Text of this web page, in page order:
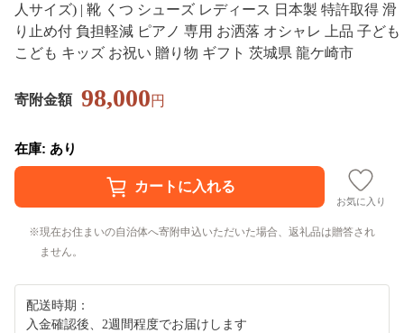
人サイズ) | 靴 くつ シューズ レディース 日本製 特許取得 滑
り止め付 負担軽減 ピアノ 専用 お洒落 オシャレ 上品 子ども
こども キッズ お祝い 贈り物 ギフト 茨城県 龍ケ崎市
寄附金額 98,000円
在庫: あり
お気に入り
現在お住まいの自治体へ寄附申込いただいた場合、返礼品は贈答され
ません。
配送時期：
入金確認後、2週間程度でお届けします